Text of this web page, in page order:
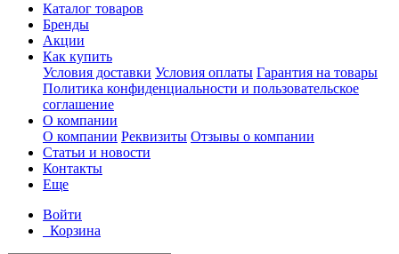
Каталог товаров
Бренды
Акции
Как купить
Условия доставки Условия оплаты Гарантия на товары
Политика конфиденциальности и пользовательское
соглашение
О компании
О компании Реквизиты Отзывы о компании
Статьи и новости
Контакты
Еще
Войти
Корзина